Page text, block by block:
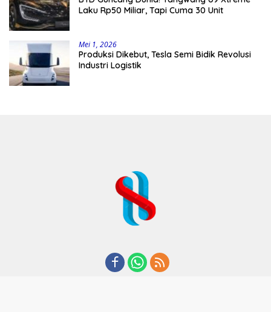
Laku Rp50 Miliar, Tapi Cuma 30 Unit
Mei 1, 2026
Produksi Dikebut, Tesla Semi Bidik Revolusi
Industri Logistik